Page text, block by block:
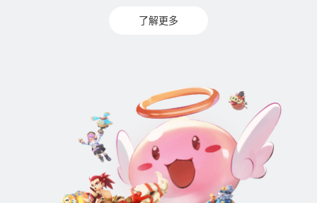
了解更多